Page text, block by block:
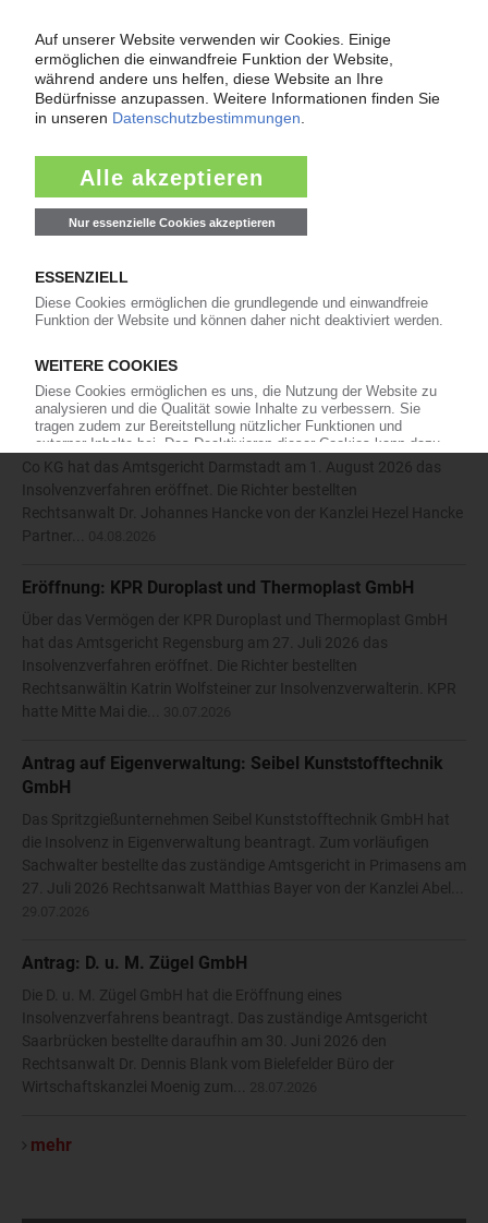
PS-HI will das Unternehmen die Preise um 170 EUR/t anheben.
ABS soll um 110 EUR/t teurer werden und SAN um...06.08.2026
mehr
Insolvenzen
Antrag: Karl Hess GmbH & Co KG
Antoniadis vom Solinger Büro der Kanzlei Anure zum
Eröffnung: Kronen-Plastikfolienerzeugnisse GmbH & Co
KG
Über das Vermögen der Kronen-Plastikfolienerzeugnisse GmbH &
Co KG hat das Amtsgericht Darmstadt am 1. August 2026 das
Insolvenzverfahren eröffnet. Die Richter bestellten
Rechtsanwalt Dr. Johannes Hancke von der Kanzlei Hezel Hancke
Partner...
Eröffnung: KPR Duroplast und Thermoplast GmbH
Über das Vermögen der KPR Duroplast und Thermoplast GmbH
hat das Amtsgericht Regensburg am 27. Juli 2026 das
Insolvenzverfahren eröffnet. Die Richter bestellten
Rechtsanwältin Katrin Wolfsteiner zur Insolvenzverwalterin. KPR
hatte Mitte Mai die...
Antrag auf Eigenverwaltung: Seibel Kunststofftechnik
GmbH
Das Spritzgießunternehmen Seibel Kunststofftechnik GmbH hat
die Insolvenz in Eigenverwaltung beantragt. Zum vorläufigen
Sachwalter bestellte das zuständige Amtsgericht in Primasens am
27. Juli 2026 Rechtsanwalt Matthias Bayer von der Kanzlei Abel...
Antrag: D. u. M. Zügel GmbH
Die D. u. M. Zügel GmbH hat die Eröffnung eines
Insolvenzverfahrens beantragt. Das zuständige Amtsgericht
Saarbrücken bestellte daraufhin am 30. Juni 2026 den
Rechtsanwalt Dr. Dennis Blank vom Bielefelder Büro der
Wirtschaftskanzlei Moenig zum...
mehr